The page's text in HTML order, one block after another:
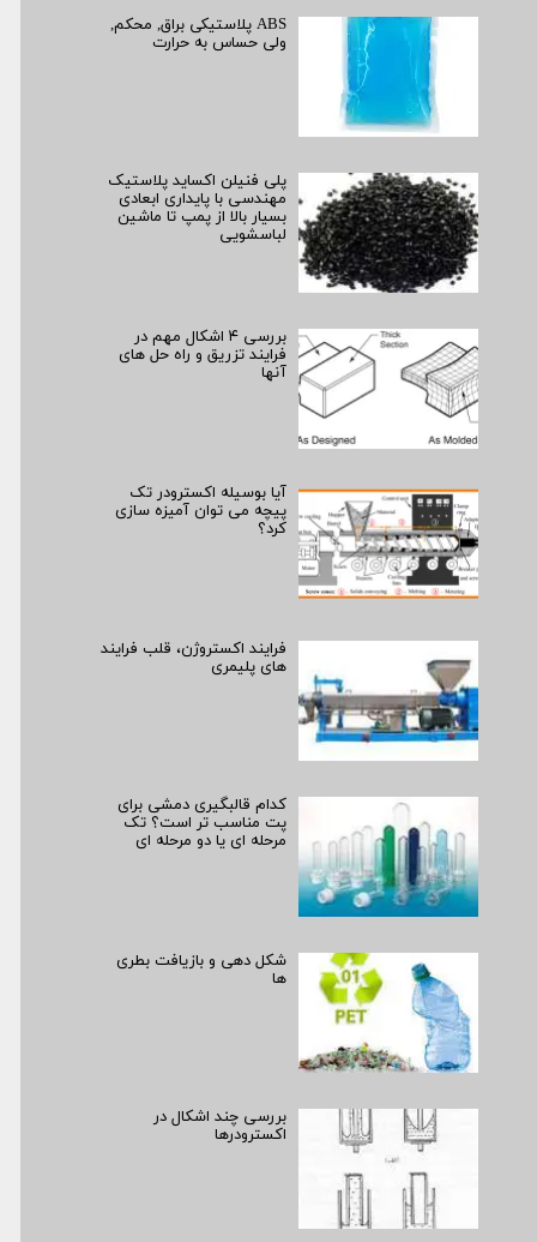
ABS پلاستیکی براق, محکم,
ولی حساس به حرارت
پلی فنیلن اکساید پلاستیک
مهندسی با پایداری ابعادی
بسیار بالا از پمپ تا ماشین
لباسشویی
بررسی ۴ اشکال مهم در
فرایند تزریق و راه حل های
آنها
آیا بوسیله اکسترودر تک
پیچه می توان آمیزه سازی
کرد؟
فرایند اکستروژن، قلب فرایند
های پلیمری
کدام قالبگیری دمشی برای
پت مناسب تر است؟ تک
مرحله ای یا دو مرحله ای
شکل دهی و بازیافت بطری
ها
بررسی چند اشکال در
اکسترودرها